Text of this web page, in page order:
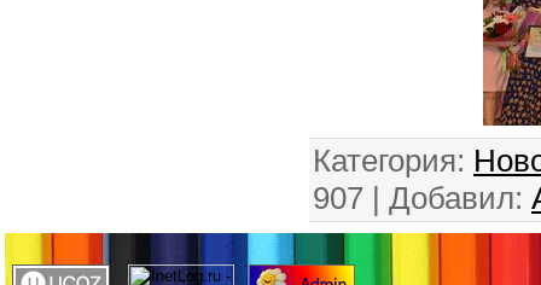
Категория:
907 | Добавил: